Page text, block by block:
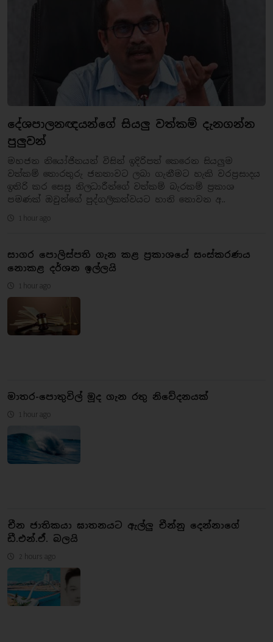
දේශපාලනඥයන්ගේ සියලු වත්කම් දැනගන්න
පුලුවන්
මහජන නියෝජිතයන් විසින් ඉදිරිපත් කෙරෙන සියලුම
වත්කම් තොරතුරු ජනතාවට ලබා ගැනීමට හැකි වරප්‍රසාදය
ඉතිරි කර සෙසු නිලධාරීන්ගේ වත්කම් බැරකම් ප්‍රකාශ
පමණක් ඔවුන්ගේ පුද්ගලිකත්වයට හානි නොවන අ..
1 hour ago
සාගර පොලිස්පති ගැන කළ ප්‍රකාශයේ සංස්කරණය
නොකළ දර්ශන ඉල්ලයි
1 hour ago
මාතර-පොතුවිල් මූද ගැන රතු නිවේදනයක්
1 hour ago
චීන ජාතිකයා ඝාතනයට ඇල්ලු චීන්නු දෙන්නාගේ
ඩී.එන්.ඒ. බලයි
2 hours ago